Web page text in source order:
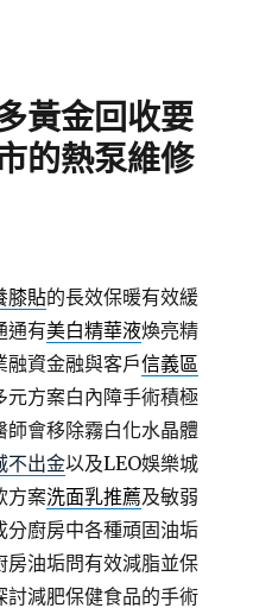
黃金回收要
的熱泵維修
膝貼的長效保暖有效緩
通有美白精華液煥亮精
融資金融與客戶信義區
元方案白內障手術積極
師會移除霧白化水晶體
不出金以及LEO娛樂城
方案洗面乳推薦及敏弱
分廚房中各種頑固油垢
房油垢問有效減脂並保
討減肥保健食品的手術